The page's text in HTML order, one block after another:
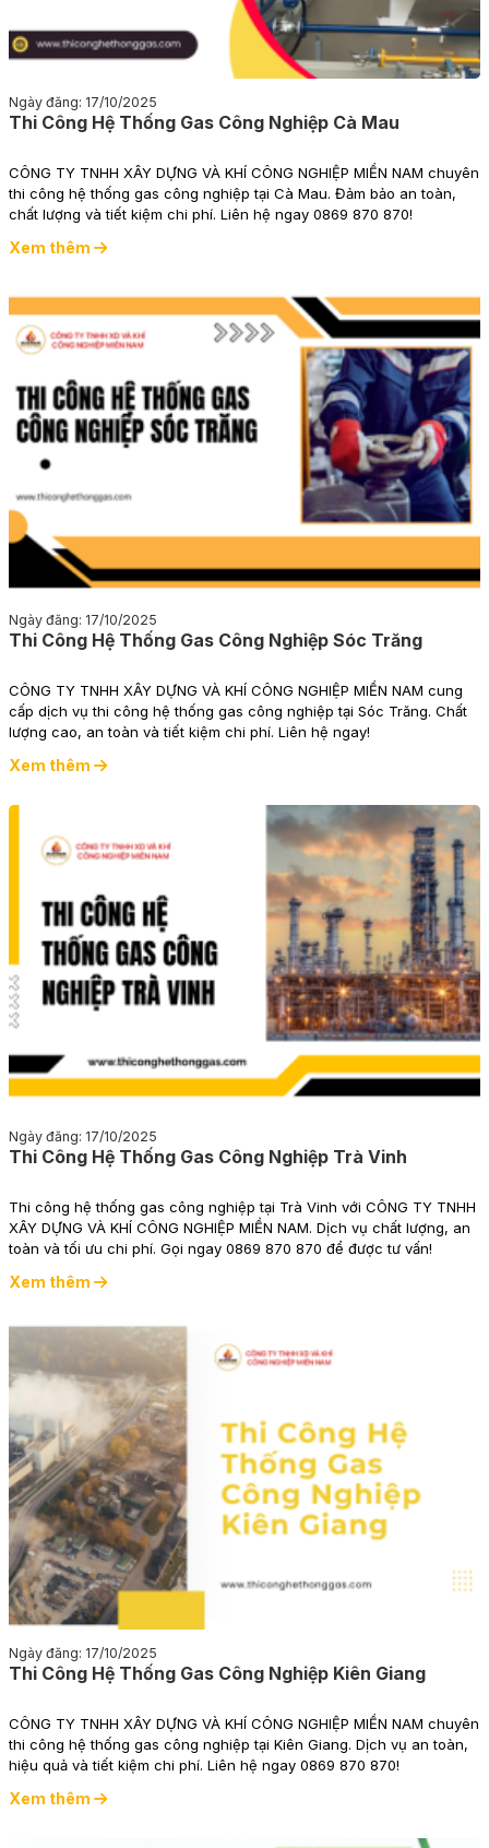
Ngày đăng: 17/10/2025
Thi Công Hệ Thống Gas Công Nghiệp Cà Mau
CÔNG TY TNHH XÂY DỰNG VÀ KHÍ CÔNG NGHIỆP MIỀN NAM chuyên
thi công hệ thống gas công nghiệp tại Cà Mau. Đảm bảo an toàn,
chất lượng và tiết kiệm chi phí. Liên hệ ngay 0869 870 870!
Xem thêm
Ngày đăng: 17/10/2025
Thi Công Hệ Thống Gas Công Nghiệp Sóc Trăng
CÔNG TY TNHH XÂY DỰNG VÀ KHÍ CÔNG NGHIỆP MIỀN NAM cung
cấp dịch vụ thi công hệ thống gas công nghiệp tại Sóc Trăng. Chất
lượng cao, an toàn và tiết kiệm chi phí. Liên hệ ngay!
Xem thêm
Ngày đăng: 17/10/2025
Thi Công Hệ Thống Gas Công Nghiệp Trà Vinh
Thi công hệ thống gas công nghiệp tại Trà Vinh với CÔNG TY TNHH
XÂY DỰNG VÀ KHÍ CÔNG NGHIỆP MIỀN NAM. Dịch vụ chất lượng, an
toàn và tối ưu chi phí. Gọi ngay 0869 870 870 để được tư vấn!
Xem thêm
Ngày đăng: 17/10/2025
Thi Công Hệ Thống Gas Công Nghiệp Kiên Giang
CÔNG TY TNHH XÂY DỰNG VÀ KHÍ CÔNG NGHIỆP MIỀN NAM chuyên
thi công hệ thống gas công nghiệp tại Kiên Giang. Dịch vụ an toàn,
hiệu quả và tiết kiệm chi phí. Liên hệ ngay 0869 870 870!
Xem thêm